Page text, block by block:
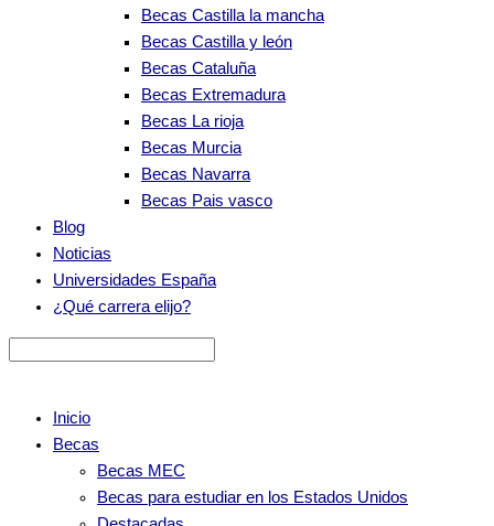
Becas Castilla la mancha
Becas Castilla y león
Becas Cataluña
Becas Extremadura
Becas La rioja
Becas Murcia
Becas Navarra
Becas Pais vasco
Blog
Noticias
Universidades España
¿Qué carrera elijo?
Inicio
Becas
Becas MEC
Becas para estudiar en los Estados Unidos